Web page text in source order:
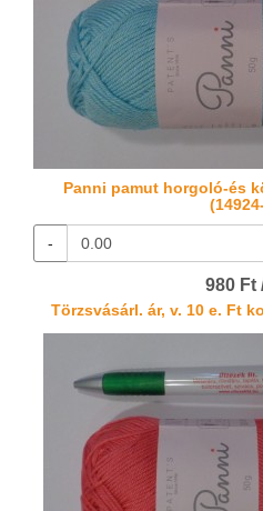
Panni pamut horgoló-és
-
980 Ft
Törzsvásárl. ár, v. 10 e. Ft